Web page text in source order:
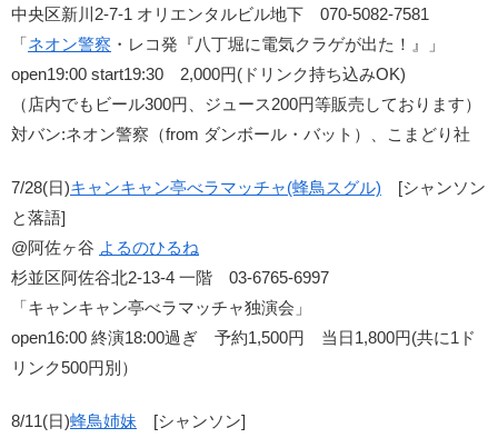
中央区新川2-7-1 オリエンタルビル地下 070-5082-7581
「ネオン警察 ・レコ発『八丁堀に電気クラゲが出た！』」
open19:00 start19:30 2,000円(ドリンク持ち込みOK)
（店内でもビール300円、ジュース200円等販売しております）
対バン:ネオン警察（from ダンボール・バット）、こまどり社
7/28(日)キャンキャン亭べラマッチャ(蜂鳥スグル) [シャンソン
と落語]
@阿佐ヶ谷 よるのひるね
杉並区阿佐谷北2-13-4 一階 03-6765-6997
「キャンキャン亭べラマッチャ独演会」
open16:00 終演18:00過ぎ 予約1,500円 当日1,800円(共に1ド
リンク500円別）
8/11(日)蜂鳥姉妹 [シャンソン]